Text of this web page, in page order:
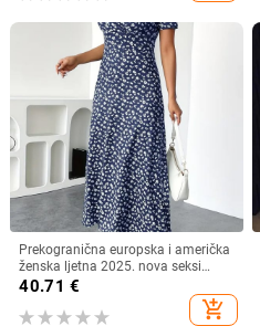
Prekogranična europska i američka
ženska ljetna 2025. nova seksi
haljina s V-izrezom i kratkim
cvjetnim uzorkom s Amazon
40.71 €
add_shopping_cart